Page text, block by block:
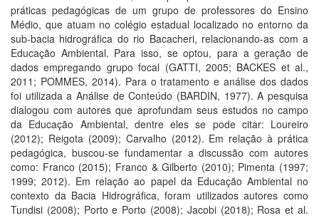
práticas pedagógicas de um grupo de professores do Ensino
Médio, que atuam no colégio estadual localizado no entorno da
sub-bacia hidrográfica do rio Bacacheri, relacionando-as com a
Educação Ambiental. Para isso, se optou, para a geração de
dados empregando grupo focal (GATTI, 2005; BACKES et al.,
2011; POMMES, 2014). Para o tratamento e análise dos dados
foi utilizada a Análise de Conteúdo (BARDIN, 1977). A pesquisa
dialogou com autores que aprofundam seus estudos no campo
da Educação Ambiental, dentre eles se pode citar: Loureiro
(2012); Reigota (2009); Carvalho (2012). Em relação à prática
pedagógica, buscou-se fundamentar a discussão com autores
como: Franco (2015); Franco & Gilberto (2010); Pimenta (1997;
1999; 2012). Em relação ao papel da Educação Ambiental no
contexto da Bacia Hidrográfica, foram utilizados autores como
Tundisi (2008); Porto e Porto (2008); Jacobi (2018); Rosa et al.